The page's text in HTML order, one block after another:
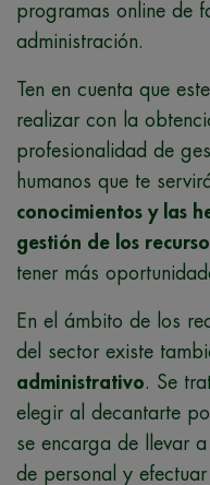
programas online de
administración.
Ten en cuenta que
realizar con la
profesionalidad de
humanos que te
conocimientos y las
gestión de los
tener más
En el ámbito de los
del sector existe
administrativo. Se
elegir al decantarte
se encarga de llevar
de personal y